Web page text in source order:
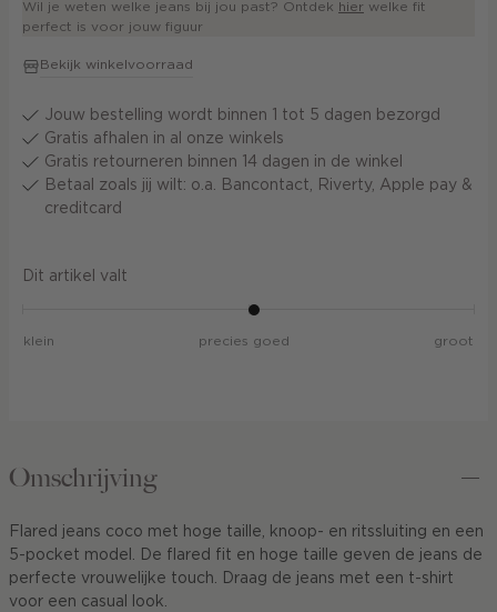
Wil je weten welke jeans bij jou past? Ontdek hier welke fit
perfect is voor jouw figuur
Bekijk winkelvoorraad
Jouw bestelling wordt binnen 1 tot 5 dagen bezorgd
Gratis afhalen in al onze winkels
Gratis retourneren binnen 14 dagen in de winkel
Betaal zoals jij wilt: o.a. Bancontact, Riverty, Apple pay &
creditcard
Dit artikel valt
klein precies goed groot
Omschrijving
Flared jeans coco met hoge taille, knoop- en ritssluiting en een
5-pocket model. De flared fit en hoge taille geven de jeans de
perfecte vrouwelijke touch. Draag de jeans met een t-shirt
voor een casual look.